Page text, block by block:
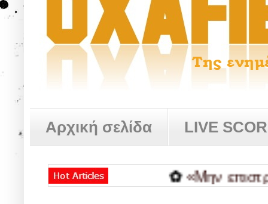
Αρχική σελίδα LIVE
«Μην